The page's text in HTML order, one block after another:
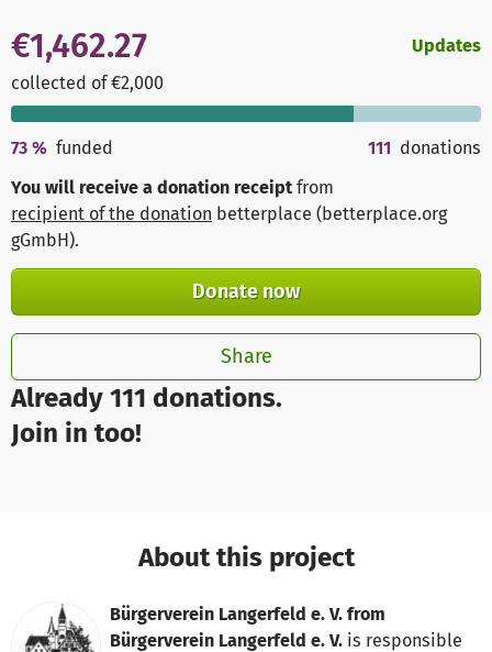
Already 111 donations.
Join in too!
€1,462.27
collected of €2,000
Updates
73 % funded 111 donations
You will receive a donation receipt from
recipient of the donation betterplace (betterplace.org
gGmbH).
Donate now
Share
About this project
Bürgerverein Langerfeld e. V. from
Bürgerverein Langerfeld e. V. is responsible